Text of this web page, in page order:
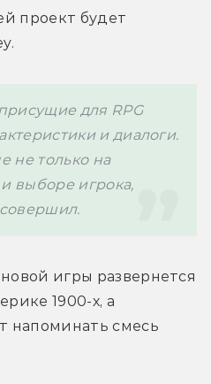
проект будет
для RPG
и диалоги.
не только на
и выборе игрока,
игры развернется
1900-х, а
напоминать смесь